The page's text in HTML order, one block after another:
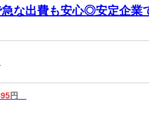
な出費も安心◎安定企業
円